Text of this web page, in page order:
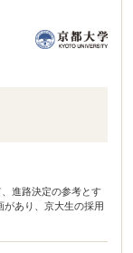
進路決定の参考とす
あり、京大生の採用